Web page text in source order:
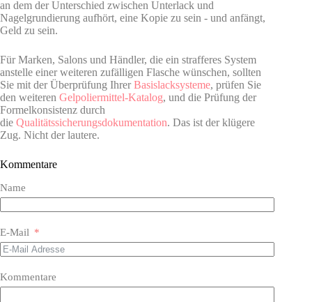
an dem der Unterschied zwischen Unterlack und
Nagelgrundierung aufhört, eine Kopie zu sein - und anfängt,
Geld zu sein.
Für Marken, Salons und Händler, die ein strafferes System
anstelle einer weiteren zufälligen Flasche wünschen, sollten
Sie mit der Überprüfung IhrerBasislacksysteme, prüfen Sie
den weiteren Gelpoliermittel-Katalog, und die Prüfung der
Formelkonsistenz durch
die Qualitätssicherungsdokumentation. Das ist der klügere
Zug. Nicht der lautere.
Kommentare
Name
E-Mail
Kommentare